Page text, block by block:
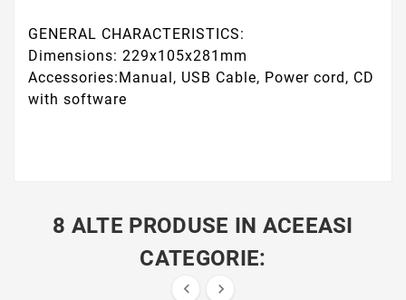
GENERAL CHARACTERISTICS:
Dimensions: 229x105x281mm
Accessories:Manual, USB Cable, Power cord, CD
with software
8 ALTE PRODUSE IN ACEEASI
CATEGORIE:
 